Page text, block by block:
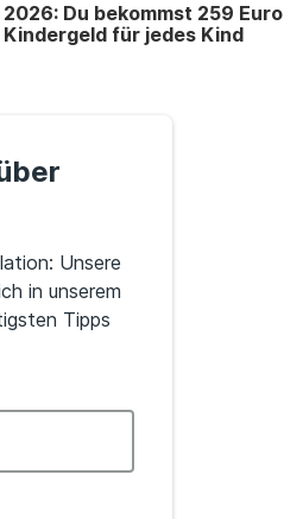
2026: Du bekommst 259 Euro
Kindergeld für jedes Kind
Unsere
in unserem
Tipps